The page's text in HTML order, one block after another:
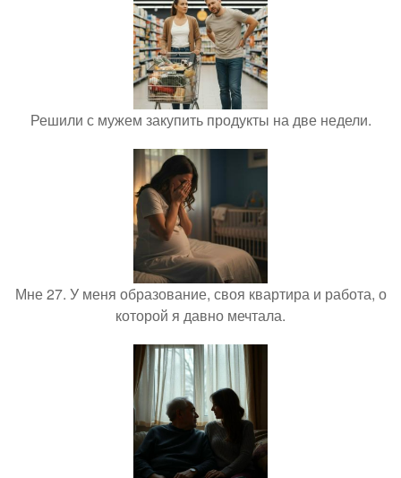
Решили с мужем закупить продукты на две недели.
Мне 27. У меня образование, своя квартира и работа, о
которой я давно мечтала.